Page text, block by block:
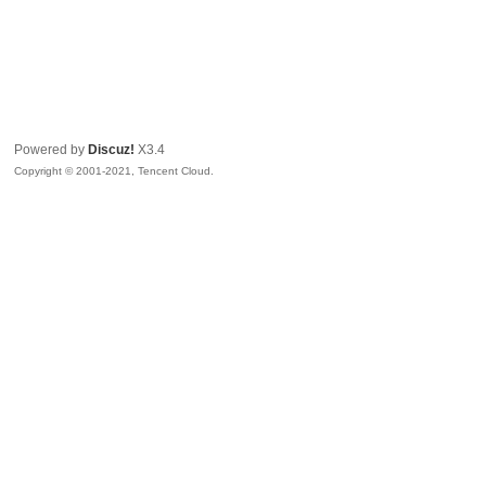
Powered by Discuz! X3.4
Copyright © 2001-2021, Tencent Cloud.